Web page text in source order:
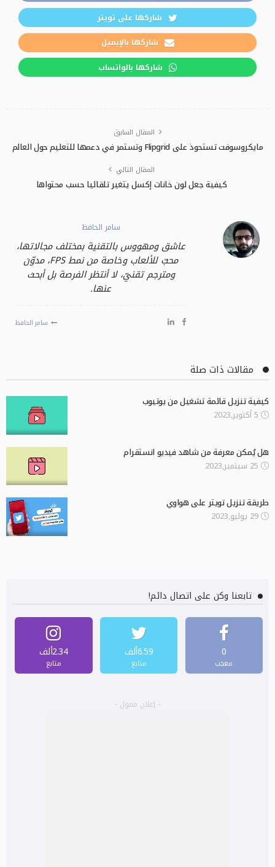
شاركها على تويتر
شاركها بالإيميل
شاركها بالواتساب
المقال السابق
مايكروسوفت تستحوذ على Flipgrid وتستمر في دعمها للتعليم حول العالم
المقال التالي
كيفية جعل لون خانات إكسل يتغير تلقائيا حسب محتواها
سامر الحافظ
عاشق ومهووس بالتقنية بمختلف مجالاتها،
محبّ للألعاب وخاصة من نمط FPS، مدوّن
ومترجم تقنيّ، لا أنتظر الفرصة بل أبحث
عنها.
سامر الحافظ
مقالات ذات صلة
كيفية تنزيل قائمة تشغيل من يوتيوب
5 أكتوبر,2023
هل يُمكن معرفة من شاهد فيديو انستقرام
25 سبتمبر,2023
طريقة تنزيل تويتر على هواوي
29 يوليو,2023
تابعنا وكن على اتصال دائم!
0
معجب
6.59ألف
متابع
2.34ألف
متابع
- إعلان ممول -